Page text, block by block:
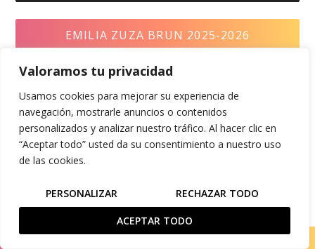
Valoramos tu privacidad
Usamos cookies para mejorar su experiencia de
navegación, mostrarle anuncios o contenidos
personalizados y analizar nuestro tráfico. Al hacer clic en
“Aceptar todo” usted da su consentimiento a nuestro uso
de las cookies.
PERSONALIZAR RECHAZAR TODO
ACEPTAR TODO
EMILIA ZUZA BRUN 2025-2026
de
vídeo
00:00 04:00